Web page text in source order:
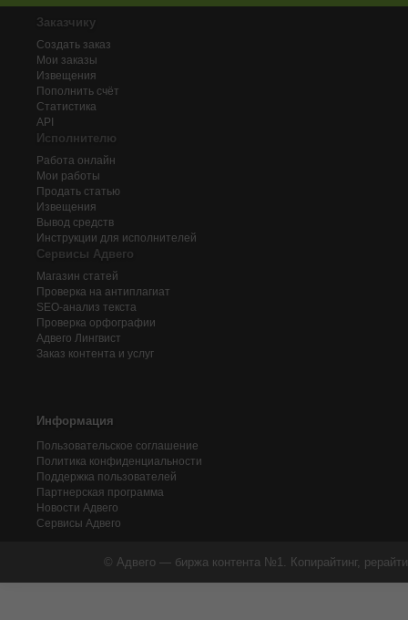
Заказчику
Создать заказ
Мои заказы
Извещения
Пополнить счёт
Статистика
API
Исполнителю
Работа онлайн
Мои работы
Продать статью
Извещения
Вывод средств
Инструкции для исполнителей
Сервисы Адвего
Магазин статей
Проверка на антиплагиат
SEO-анализ текста
Проверка орфографии
Адвего Лингвист
Заказ контента и услуг
Информация
Пользовательское соглашение
Политика конфиденциальности
Поддержка пользователей
Партнерская программа
Новости Адвего
Сервисы Адвего
© Адвего — биржа контента №1. Копирайтинг,